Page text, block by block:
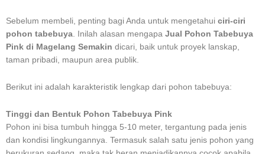
Sebelum membeli, penting bagi Anda untuk mengetahui ciri-ciri
pohon tabebuya . Inilah alasan mengapa Jual Pohon Tabebuya
Pink di Magelang Semakin dicari, baik untuk proyek lanskap,
taman pribadi, maupun area publik.
Berikut ini adalah karakteristik lengkap dari pohon tabebuya:
Tinggi dan Bentuk Pohon Tabebuya Pink
Pohon ini bisa tumbuh hingga 5-10 meter, tergantung pada jenis
dan kondisi lingkungannya. Termasuk salah satu jenis pohon yang